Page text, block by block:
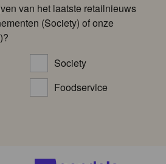
van het laatste retailnieuws
(Society) of onze
Society
Foodservice